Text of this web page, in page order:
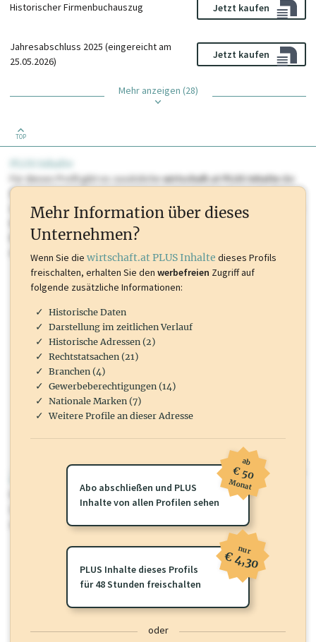
Historischer Firmenbuchauszug Jetzt kaufen
Jahresabschluss 2025 (eingereicht am
25.05.2026)
Jetzt kaufen
Mehr anzeigen (28)
TOP
PLUS Inhalte
Für dieses Profil gibt es zusätzlichewirtschaft.at PLUS Inhaltedie
Sie momentan nicht einsehen können. Schalten Sie dieses Profil frei
oder loggen Sie sich ein um diese Inhalte zu sehen. wirtschaft.at PLUS
Marken, Patente, Rechtstatsachen, OTS-Aussendungen, und viele
mehr.
Für dieses Profil gibt es zusätzlichewirtschaft.at PLUS Inhalte
Sie momentan nicht einsehen können. Schalten Sie dieses Profil frei
oder loggen Sie sich ein um diese Inhalte zu sehen.
Mehr Information über dieses
Unternehmen?
Wenn Sie die wirtschaft.at PLUS Inhalte dieses Profils
freischalten, erhalten Sie den werbefreien Zugriff auf
folgende zusätzliche Informationen:
Historische Daten
Darstellung im zeitlichen Verlauf
Historische Adressen (2)
Rechtstatsachen (21)
Branchen (4)
Gewerbeberechtigungen (14)
Nationale Marken (7)
Weitere Profile an dieser Adresse
Abo abschließen und PLUS
Inhalte von allen Profilen sehen
ab
€ 50
Monat
PLUS Inhalte dieses Profils
für 48 Stunden freischalten
nur
€ 4,30
oder